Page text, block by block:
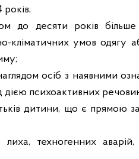
років;
до десяти років
кліматичних умов одягу
осіб з наявними
дією психоактивних
дитини, що є прямою
лиха, техногенних